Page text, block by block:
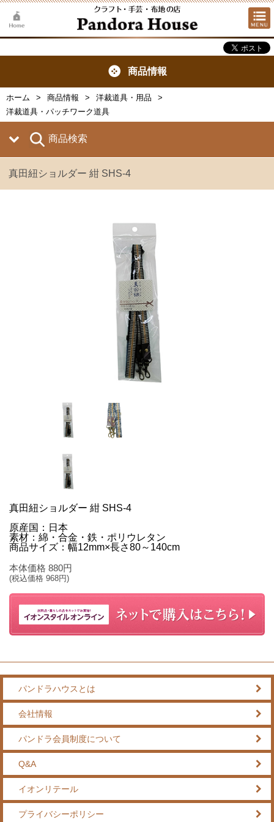
商品情報
ホーム 商品情報
洋裁道具・用品
洋裁道具・パッチワーク道具
商品検索
真田紐ショルダー 紺 SHS‐4
真田紐ショルダー 紺 SHS‐4
原産国：日本
素材：綿・合金・鉄・ポリウレタン
商品サイズ：幅12mm×長さ80～140cm
本体価格 880円
(税込価格 968円)
パンドラハウスとは
会社情報
パンドラ会員制度について
Q&A
イオンリテール
プライバシーポリシー